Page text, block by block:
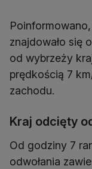
znajdowało się
od wybrzeży
prędkością 7
zachodu.
Kraj odcięty
Od godziny 7
odwołania